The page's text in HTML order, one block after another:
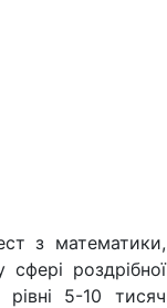
з математики,
сфері роздрібної
5-10 тисяч